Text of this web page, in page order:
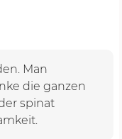
Man
die ganzen
spinat